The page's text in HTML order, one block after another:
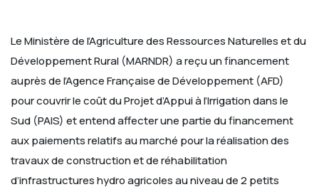
Le Ministère de l’Agriculture des Ressources Naturelles et du
Développement Rural (MARNDR) a reçu un financement
auprès de l’Agence Française de Développement (AFD)
pour couvrir le coût du Projet d’Appui à l’Irrigation dans le
Sud (PAIS) et entend affecter une partie du financement
aux paiements relatifs au marché pour la réalisation des
travaux de construction et de réhabilitation
d’infrastructures hydro agricoles au niveau de 2 petits